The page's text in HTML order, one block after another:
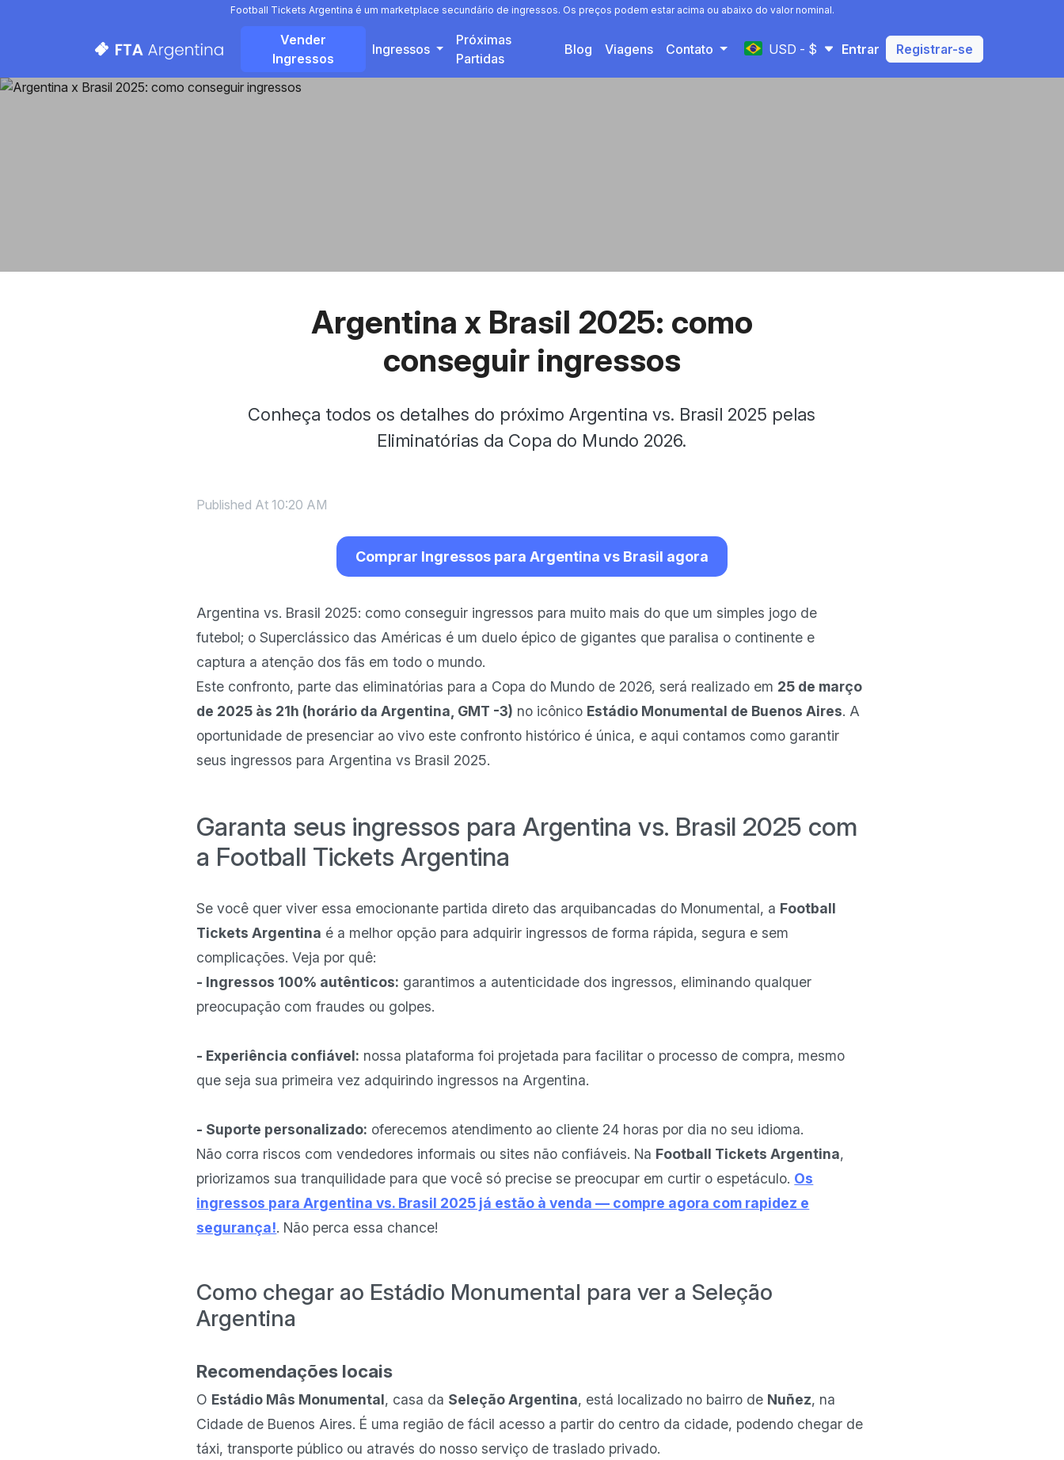
Football Tickets Argentina é um marketplace secundário de ingressos. Os preços podem estar acima ou abaixo do valor nominal.
Vender
Ingressos
Ingressos
Próximas
Partidas
Blog Viagens Contato USD - $ Entrar Registrar-se
Argentina x Brasil 2025: como
conseguir ingressos
Conheça todos os detalhes do próximo Argentina vs. Brasil 2025 pelas
Eliminatórias da Copa do Mundo 2026.
Published At 10:20 AM
Comprar Ingressos para Argentina vs Brasil agora
Argentina vs. Brasil 2025: como conseguir ingressos para muito mais do que um simples jogo de
futebol; o Superclássico das Américas é um duelo épico de gigantes que paralisa o continente e
captura a atenção dos fãs em todo o mundo.
Este confronto, parte das eliminatórias para a Copa do Mundo de 2026, será realizado em 25 de março
de 2025 às 21h (horário da Argentina, GMT -3) no icônico Estádio Monumental de Buenos Aires. A
oportunidade de presenciar ao vivo este confronto histórico é única, e aqui contamos como garantir
seus ingressos para Argentina vs Brasil 2025.
Garanta seus ingressos para Argentina vs. Brasil 2025 com
a Football Tickets Argentina
Se você quer viver essa emocionante partida direto das arquibancadas do Monumental, a Football
Tickets Argentina é a melhor opção para adquirir ingressos de forma rápida, segura e sem
complicações. Veja por quê:
- Ingressos 100% autênticos: garantimos a autenticidade dos ingressos, eliminando qualquer
preocupação com fraudes ou golpes.
- Experiência confiável: nossa plataforma foi projetada para facilitar o processo de compra, mesmo
que seja sua primeira vez adquirindo ingressos na Argentina.
- Suporte personalizado: oferecemos atendimento ao cliente 24 horas por dia no seu idioma.
Não corra riscos com vendedores informais ou sites não confiáveis. Na Football Tickets Argentina,
priorizamos sua tranquilidade para que você só precise se preocupar em curtir o espetáculo. Os
ingressos para Argentina vs. Brasil 2025 já estão à venda — compre agora com rapidez e
segurança!. Não perca essa chance!
Como chegar ao Estádio Monumental para ver a Seleção
Argentina
Recomendações locais
O Estádio Mâs Monumental, casa da Seleção Argentina, está localizado no bairro de Nuñez, na
Cidade de Buenos Aires. É uma região de fácil acesso a partir do centro da cidade, podendo chegar de
táxi, transporte público ou através do nosso serviço de traslado privado.